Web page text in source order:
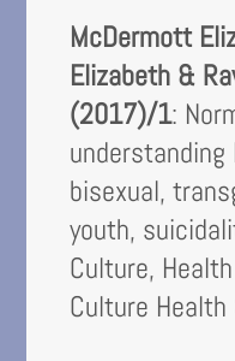
McDermott
Elizabeth &
(2017)/1:
understanding
bisexual,
youth,
Culture,
Culture